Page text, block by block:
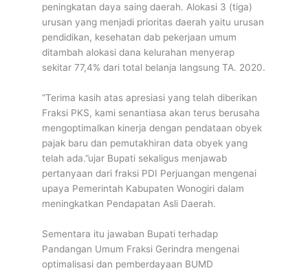
peningkatan daya saing daerah. Alokasi 3 (tiga)
urusan yang menjadi prioritas daerah yaitu urusan
pendidikan, kesehatan dab pekerjaan umum
ditambah alokasi dana kelurahan menyerap
sekitar 77,4% dari total belanja langsung TA. 2020.
“Terima kasih atas apresiasi yang telah diberikan
Fraksi PKS, kami senantiasa akan terus berusaha
mengoptimalkan kinerja dengan pendataan obyek
pajak baru dan pemutakhiran data obyek yang
telah ada.”ujar Bupati sekaligus menjawab
pertanyaan dari fraksi PDI Perjuangan mengenai
upaya Pemerintah Kabupaten Wonogiri dalam
meningkatkan Pendapatan Asli Daerah.
Sementara itu jawaban Bupati terhadap
Pandangan Umum Fraksi Gerindra mengenai
optimalisasi dan pemberdayaan BUMD